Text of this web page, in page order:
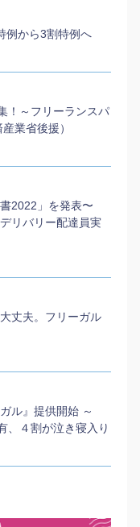
例から3割特例へ
！～フリーランスパ
業省後援）
2022」を発表〜
リバリー配達員実
丈夫。フリーガル
ル』提供開始 ～
、４割が泣き寝入り